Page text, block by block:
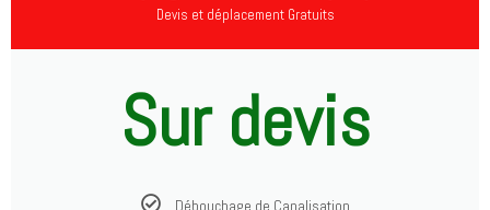
Devis et déplacement Gratuits
Sur devis
Débouchage de Canalisation